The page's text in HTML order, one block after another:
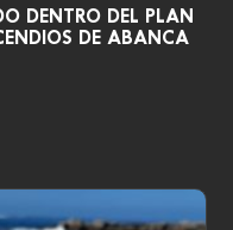
DENTRO DEL PLAN
DE ABANCA